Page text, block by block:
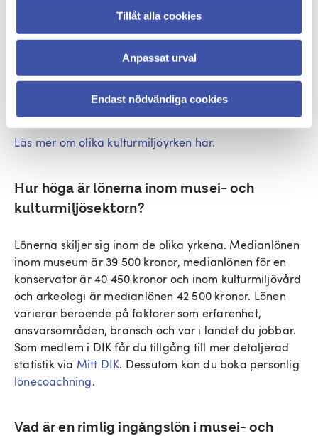
Tillåt alla cookies
Anpassat urval
Endast nödvändiga cookies
föremålsantikvarie eller kyrkoantikvarie till exempel.
Forskare: Forskare inom musei- och kulturmiljösektorn
studerar och analyserar olika aspekter av
kulturhistoria. Du kan till exempel forska om specifika
tidsperioder, konstnärer eller kulturer för att bidra till
den samlade kunskapen.
Läs mer om olika kulturmiljöyrken här.
Hur höga är lönerna inom musei- och
kulturmiljösektorn?
Lönerna skiljer sig inom de olika yrkena. Medianlönen
inom museum är 39 500 kronor, medianlönen för en
konservator är 40 450 kronor och inom kulturmiljövård
och arkeologi är medianlönen 42 500 kronor. Lönen
varierar beroende på faktorer som erfarenhet,
ansvarsområden, bransch och var i landet du jobbar.
Som medlem i DIK får du tillgång till mer detaljerad
statistik via Mitt DIK. Dessutom kan du boka personlig
lönecoachning.
Vad är en rimlig ingångslön i musei- och